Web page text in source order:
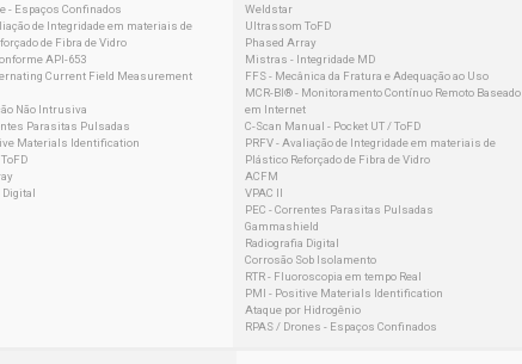
- Espaços Confinados
de Integridade em materiais de
de Fibra de Vidro
API-653
Current Field Measurement
Não Intrusiva
Parasitas Pulsadas
Materials Identification
Digital
Weldstar
Ultrassom ToFD
Phased Array
Mistras - Integridade MD
FFS - Mecânica da Fratura e Adequação ao Uso
MCR-BI® - Monitoramento Contínuo Remoto Baseado
em Internet
C-Scan Manual - Pocket UT / ToFD
PRFV - Avaliação de Integridade em materiais de
Plástico Reforçado de Fibra de Vidro
ACFM
VPAC II
PEC - Correntes Parasitas Pulsadas
Gammashield
Radiografia Digital
Corrosão Sob Isolamento
RTR - Fluoroscopia em tempo Real
PMI - Positive Materials Identification
Ataque por Hidrogênio
RPAS / Drones - Espaços Confinados